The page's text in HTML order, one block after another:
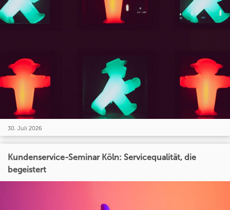
30. Juli 2026
Kundenservice-Seminar Köln: Servicequalität, die
begeistert